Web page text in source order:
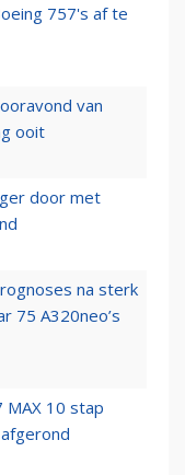
757's af te
van
ooit
door met
na sterk
75 A320neo’s
MAX 10 stap